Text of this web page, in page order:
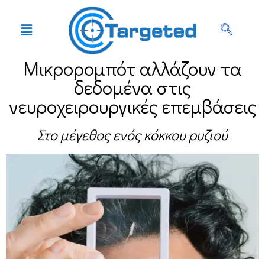
Μικρορομπότ αλλάζουν τα
δεδομένα στις
νευροχειρουργικές επεμβάσεις
Στο μέγεθος ενός κόκκου ρυζιού